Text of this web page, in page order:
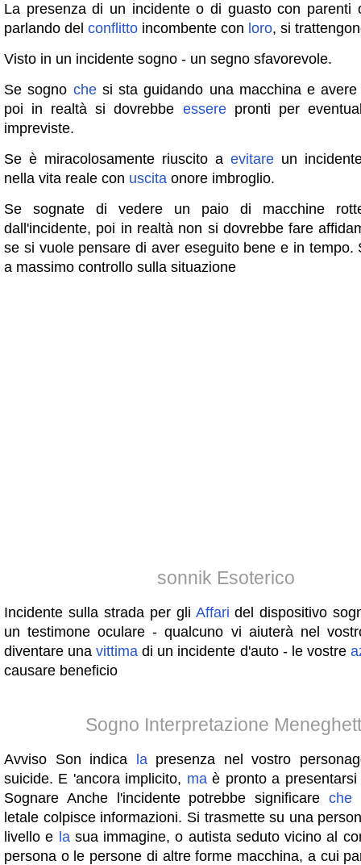
La presenza di un incidente o di guasto con parenti
parlando del conflitto incombente con loro, si
Visto in un incidente sogno - un segno sfavorevole.
Se sogno chesi sta guidando una macchina e avere
poi in realtà si dovrebbe esserepronti per
impreviste.
Se è miracolosamente riuscito a evitare un
nella vita reale con uscita onore imbroglio.
Se sognate di vedere un paio di macchine
dall'incidente, poi in realtà non si dovrebbe fare
se si vuole pensare di aver eseguito bene e in tempo.
a massimo controllo sulla situazione
sonnik Esoterico
Incidente sulla strada per gli Affari del dispositivo
un testimone oculare - qualcuno vi aiuterà nel
diventare unavittima di un incidente d'auto - le vostre
causare beneficio
Sogno Interpretazione
Avviso Son indica lapresenza nel vostro
suicide. E 'ancora implicito, maè pronto a presentarsi
Sognare Anche l'incidente potrebbe significare che
letale colpisce informazioni. Si trasmette su una
livello e lasua immagine, o autista seduto vicino al
persona o le persone di altre forme macchina, a cui